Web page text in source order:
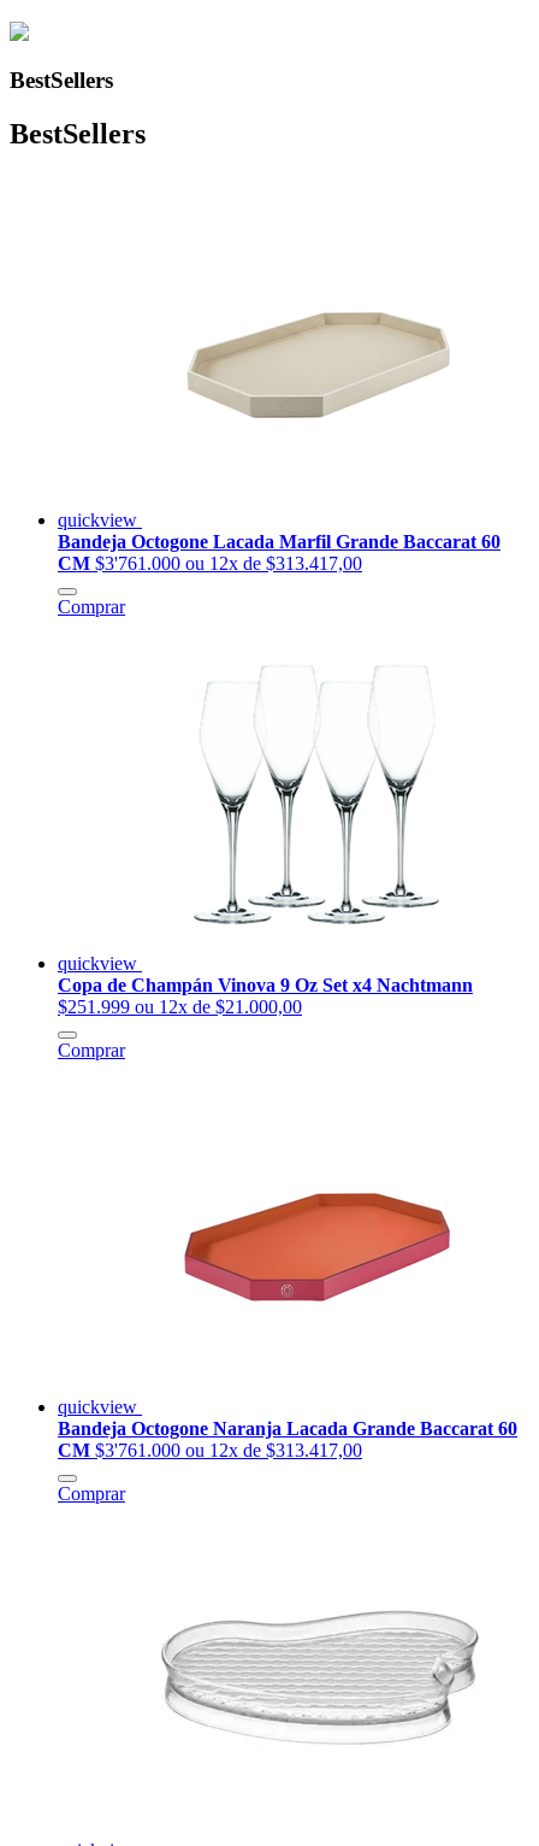
BestSellers
BestSellers
quickview
Bandeja Octogone Lacada Marfil Grande Baccarat 60
CM $3'761.000 ou 12x de $313.417,00
Comprar
quickview
Copa de Champán Vinova 9 Oz Set x4 Nachtmann
$251.999 ou 12x de $21.000,00
Comprar
quickview
Bandeja Octogone Naranja Lacada Grande Baccarat 60
CM $3'761.000 ou 12x de $313.417,00
Comprar